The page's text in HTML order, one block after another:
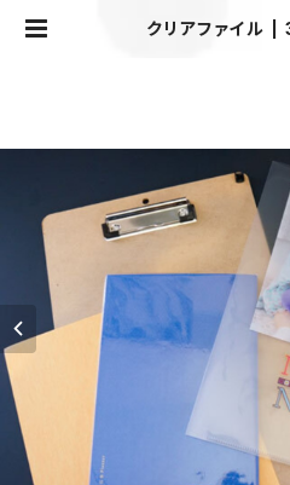
クリアファイル